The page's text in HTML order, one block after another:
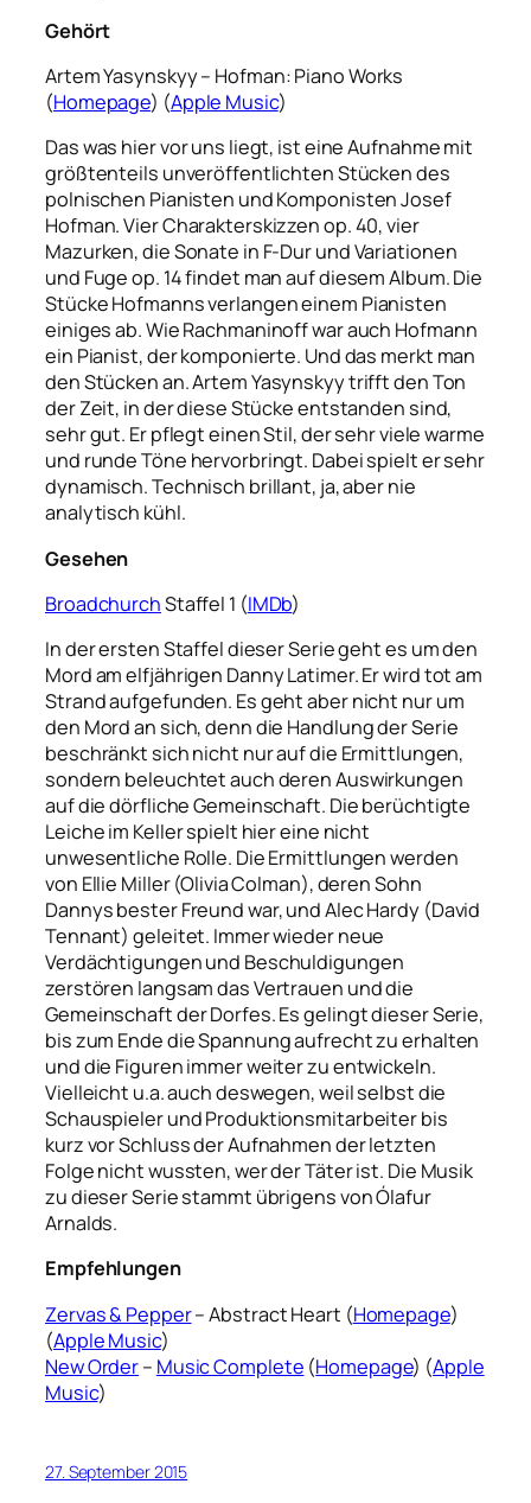
Gehört
Artem Yasynskyy – Hofman: Piano Works
(Homepage) (Apple Music)
Das was hier vor uns liegt, ist eine Aufnahme mit
größtenteils unveröffentlichten Stücken des
polnischen Pianisten und Komponisten Josef
Hofman. Vier Charakterskizzen op. 40, vier
Mazurken, die Sonate in F-Dur und Variationen
und Fuge op. 14 findet man auf diesem Album. Die
Stücke Hofmanns verlangen einem Pianisten
einiges ab. Wie Rachmaninoff war auch Hofmann
ein Pianist, der komponierte. Und das merkt man
den Stücken an. Artem Yasynskyy trifft den Ton
der Zeit, in der diese Stücke entstanden sind,
sehr gut. Er pflegt einen Stil, der sehr viele warme
und runde Töne hervorbringt. Dabei spielt er sehr
dynamisch. Technisch brillant, ja, aber nie
analytisch kühl.
Gesehen
BroadchurchStaffel 1 (IMDb)
In der ersten Staffel dieser Serie geht es um den
Mord am elfjährigen Danny Latimer. Er wird tot am
Strand aufgefunden. Es geht aber nicht nur um
den Mord an sich, denn die Handlung der Serie
beschränkt sich nicht nur auf die Ermittlungen,
sondern beleuchtet auch deren Auswirkungen
auf die dörfliche Gemeinschaft. Die berüchtigte
Leiche im Keller spielt hier eine nicht
unwesentliche Rolle. Die Ermittlungen werden
von Ellie Miller (Olivia Colman), deren Sohn
Dannys bester Freund war, und Alec Hardy (David
Tennant) geleitet. Immer wieder neue
Verdächtigungen und Beschuldigungen
zerstören langsam das Vertrauen und die
Gemeinschaft der Dorfes. Es gelingt dieser Serie,
bis zum Ende die Spannung aufrecht zu erhalten
und die Figuren immer weiter zu entwickeln.
Vielleicht u.a. auch deswegen, weil selbst die
Schauspieler und Produktionsmitarbeiter bis
kurz vor Schluss der Aufnahmen der letzten
Folge nicht wussten, wer der Täter ist. Die Musik
zu dieser Serie stammt übrigens von Ólafur
Arnalds.
Empfehlungen
Zervas & Pepper– Abstract Heart (Homepage)
(Apple Music)
New Order– Music Complete (Homepage) (Apple
Music)
27. September 2015